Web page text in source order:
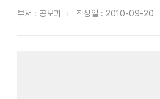
사업추진기획단과 공동배부 □ 다큐멘터리 분야에서 세계 1
부서 : 공보과 작성일 : 2010-09-20